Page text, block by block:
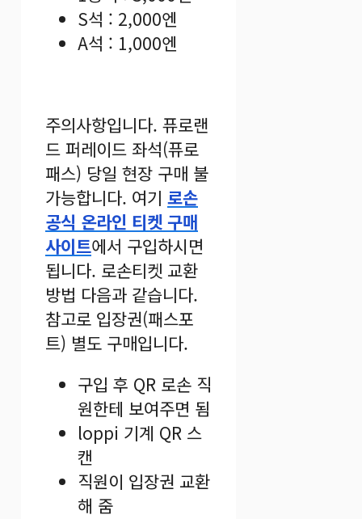
S석 : 2,000엔
A석 : 1,000엔
주의사항입니다. 퓨로랜
드 퍼레이드 좌석(퓨로
패스) 당일 현장 구매 불
가능합니다. 여기 로손
공식 온라인 티켓 구매
사이트에서 구입하시면
됩니다. 로손티켓 교환
방법 다음과 같습니다.
참고로 입장권(패스포
트) 별도 구매입니다.
구입 후 QR 로손 직
원한테 보여주면 됨
loppi 기계 QR 스
캔
직원이 입장권 교환
해 줌